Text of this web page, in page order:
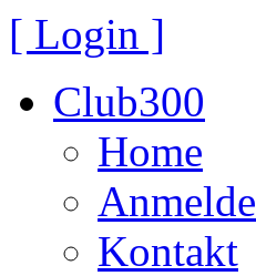
[ Login ]
Club300
Home
Kontakt